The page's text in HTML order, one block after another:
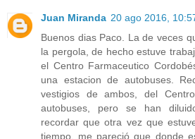
Juan Miranda 20 ago 2016,
Buenos dias Paco. La de veces
la pergola, de hecho estuve
el Centro Farmaceutico
una estacion de autobuses.
vestigios de ambos, del
autobuses, pero se han
recordar que otra vez que
tiempo, me pareció que donde